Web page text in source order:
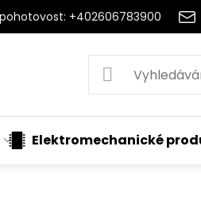
+402606783900
Elektromechanické